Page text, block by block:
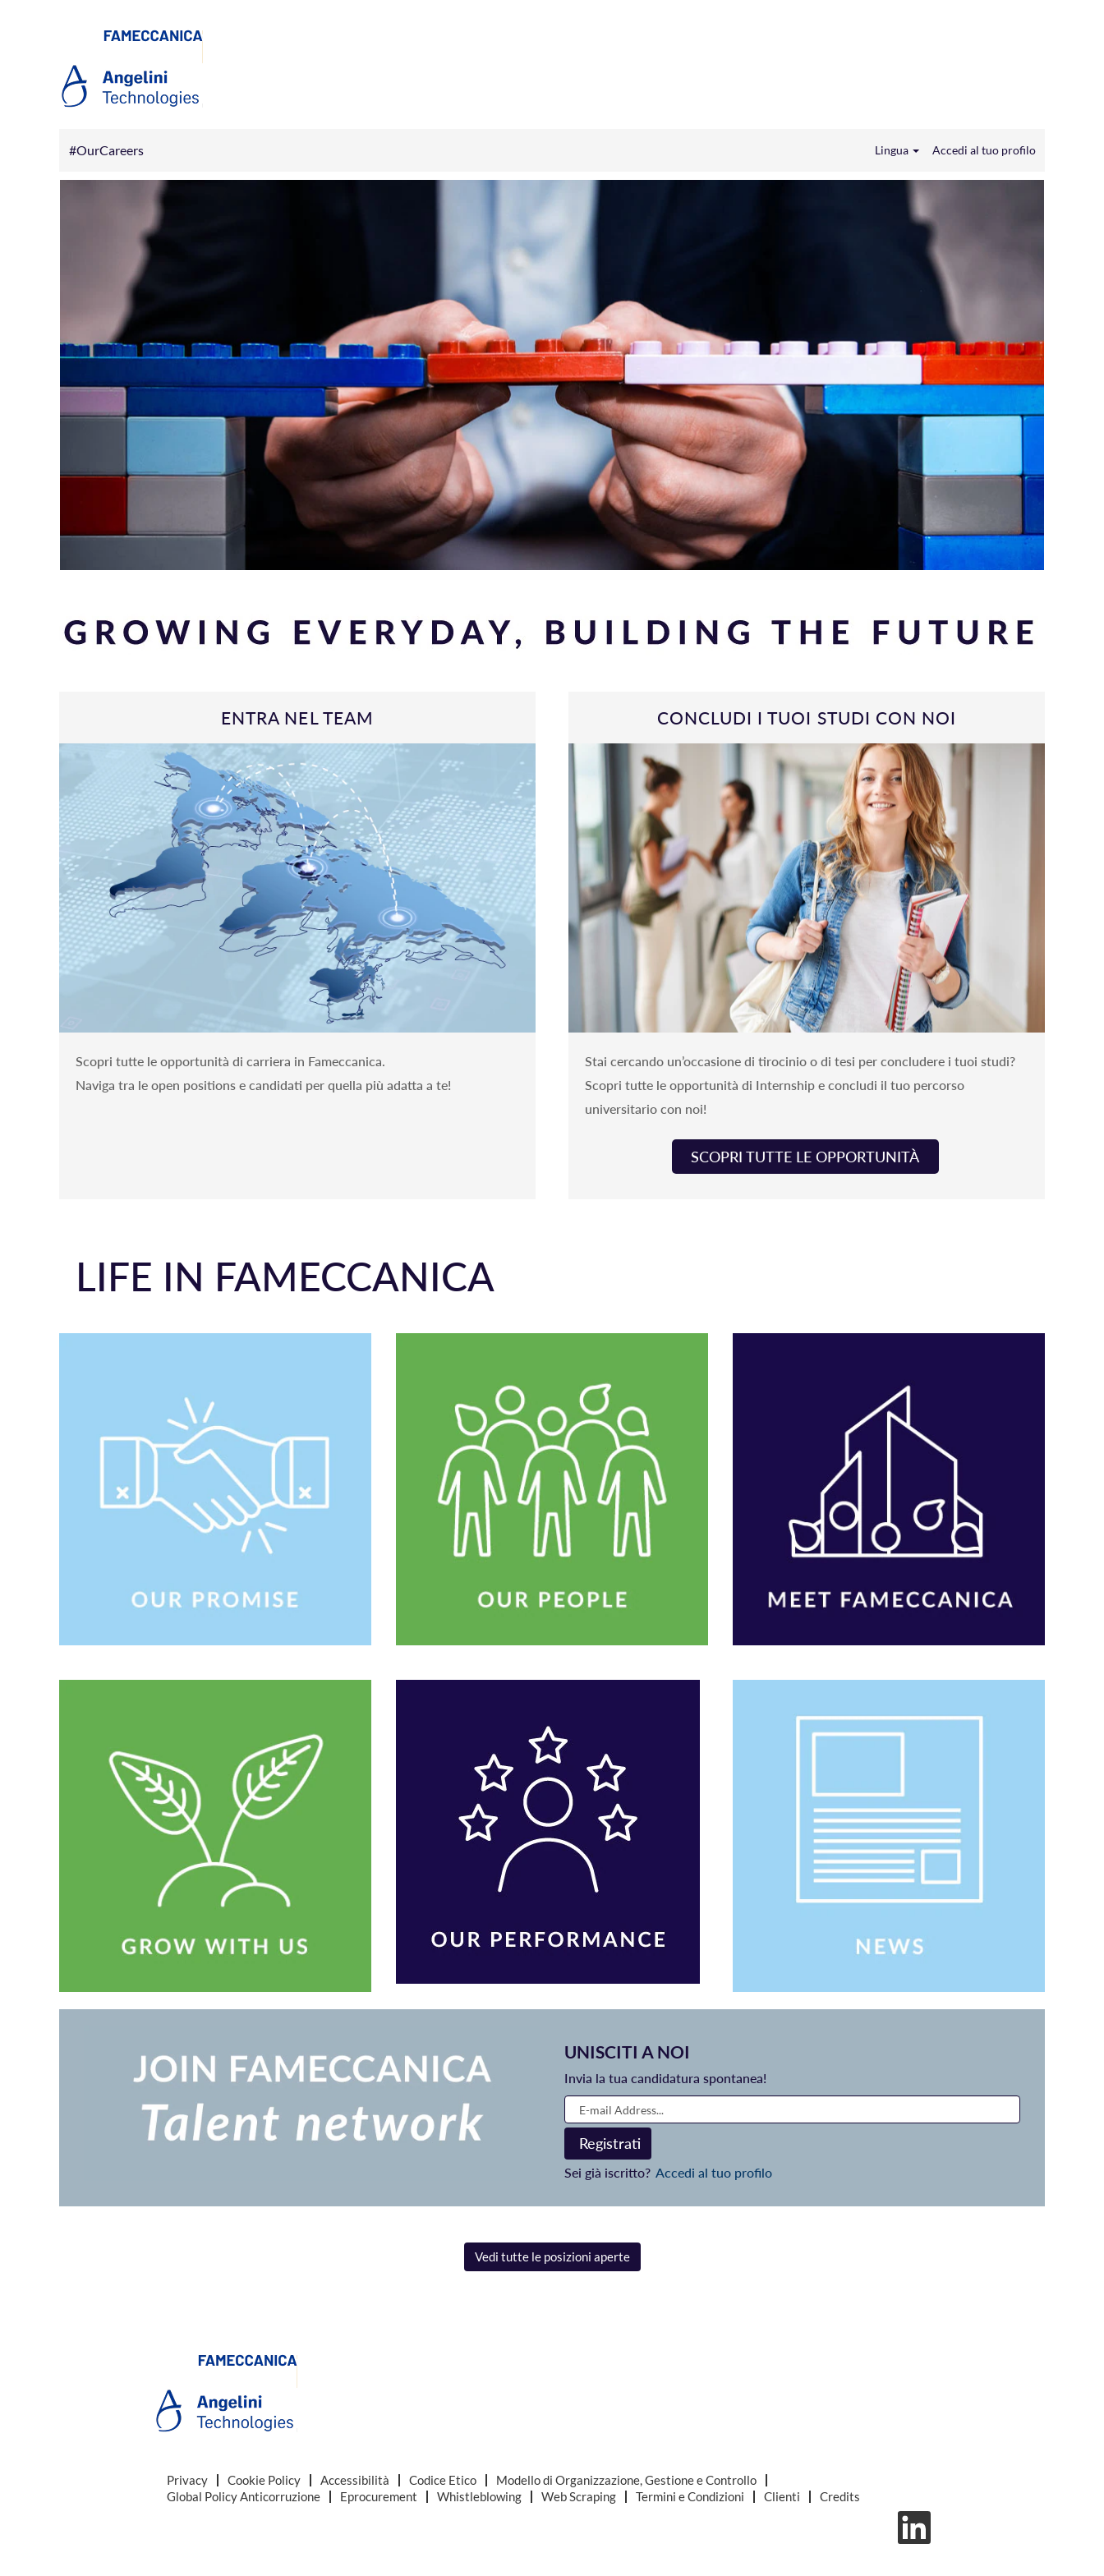
#OurCareers Lingua Accedi al tuo profilo
ENTRA NEL TEAM
Scopri tutte le opportunità di carriera in Fameccanica.
Naviga tra le open positions e candidati per quella più adatta a te!
CONCLUDI I TUOI STUDI CON NOI
Stai cercando un’occasione di tirocinio o di tesi per concludere i tuoi studi?
Scopri tutte le opportunità di Internship e concludi il tuo percorso
universitario con noi!
SCOPRI TUTTE LE OPPORTUNITÀ
LIFE IN FAMECCANICA
UNISCITI A NOI
Invia la tua candidatura spontanea!
Sei già iscritto? Accedi al tuo profilo
Vedi tutte le posizioni aperte
Privacy Cookie Policy Accessibilità Codice Etico
Modello di Organizzazione, Gestione e Controllo
Global Policy Anticorruzione
Eprocurement Whistleblowing Web Scraping Termini e Condizioni Clienti
Credits
S